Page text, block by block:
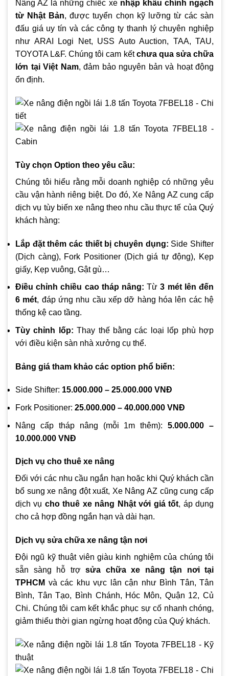
Nâng AZ là những chiếc xe nhập khẩu chính ngạch
từ Nhật Bản, được tuyển chọn kỹ lưỡng từ các sàn
đấu giá uy tín và các công ty thanh lý chuyên nghiệp
như ARAI Logi Net, USS Auto Auction, TAA, TAU,
TOYOTA L&F. Chúng tôi cam kếtchưa qua sửa chữa
lớn tại Việt Nam, đảm bảo nguyên bản và hoạt động
ổn định.
Tùy chọn Option theo yêu cầu:
Chúng tôi hiểu rằng mỗi doanh nghiệp có những yêu
cầu vận hành riêng biệt. Do đó, Xe Nâng AZ cung cấp
dịch vụ tùy biến xe nâng theo nhu cầu thực tế của Quý
khách hàng:
Lắp đặt thêm các thiết bị chuyên dụng: Side Shifter
(Dịch càng), Fork Positioner (Dịch giá tự động), Kẹp
giấy, Kẹp vuông, Gật gù…
Điều chỉnh chiều cao tháp nâng: Từ3 mét lên đến
6 mét, đáp ứng nhu cầu xếp dỡ hàng hóa lên các hệ
thống kệ cao tầng.
Tùy chỉnh lốp: Thay thế bằng các loại lốp phù hợp
với điều kiện sàn nhà xưởng cụ thể.
Bảng giá tham khảo các option phổ biến:
Side Shifter: 15.000.000 – 25.000.000 VNĐ
Fork Positioner: 25.000.000 – 40.000.000 VNĐ
Nâng cấp tháp nâng (mỗi 1m thêm):5.000.000 –
10.000.000 VNĐ
Dịch vụ cho thuê xe nâng
Đối với các nhu cầu ngắn hạn hoặc khi Quý khách cần
bổ sung xe nâng đột xuất, Xe Nâng AZ cũng cung cấp
dịch vụ cho thuê xe nâng Nhật với giá tốt, áp dụng
cho cả hợp đồng ngắn hạn và dài hạn.
Dịch vụ sửa chữa xe nâng tận nơi
Đội ngũ kỹ thuật viên giàu kinh nghiệm của chúng tôi
sẵn sàng hỗ trợ sửa chữa xe nâng tận nơi tại
TPHCM và các khu vực lân cận như Bình Tân, Tân
Bình, Tân Tạo, Bình Chánh, Hóc Môn, Quận 12, Củ
Chi. Chúng tôi cam kết khắc phục sự cố nhanh chóng,
giảm thiểu thời gian ngừng hoạt động của Quý khách.